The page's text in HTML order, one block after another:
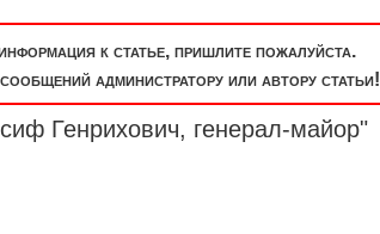
к статье, пришлите пожалуйста.
администратору или автору статьи!
Генрихович, генерал-майор"